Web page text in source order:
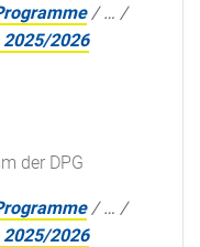
/… /
2025/2026
der DPG
/… /
2025/2026